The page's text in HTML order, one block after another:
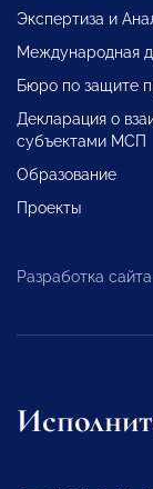
Экспертиза и
Международная
Бюро по защите
Декларация о
субъектами МСП
Образование
Проекты
Разработка